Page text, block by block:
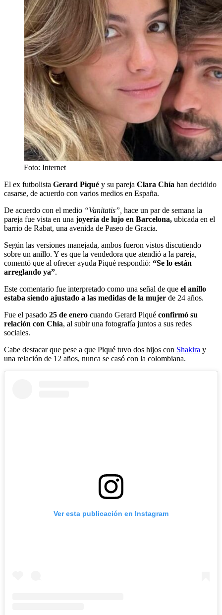
Foto: Internet
El ex futbolista Gerard Piqué y su pareja Clara Chía han decidido
casarse, de acuerdo con varios medios en España.
De acuerdo con el medio “Vanitatis”, hace un par de semana la
pareja fue vista en una joyería de lujo en Barcelona, ubicada en el
barrio de Rabat, una avenida de Paseo de Gracia.
Según las versiones manejada, ambos fueron vistos discutiendo
sobre un anillo. Y es que la vendedora que atendió a la pareja,
comentó que al ofrecer ayuda Piqué respondió: “Se lo están
arreglando ya”.
Este comentario fue interpretado como una señal de que el anillo
estaba siendo ajustado a las medidas de la mujer de 24 años.
Fue el pasado 25 de enero cuando Gerard Piqué confirmó su
relación con Chía, al subir una fotografía juntos a sus redes
sociales.
Cabe destacar que pese a que Piqué tuvo dos hijos con Shakira y
una relación de 12 años, nunca se casó con la colombiana.
Ver esta publicación en Instagram